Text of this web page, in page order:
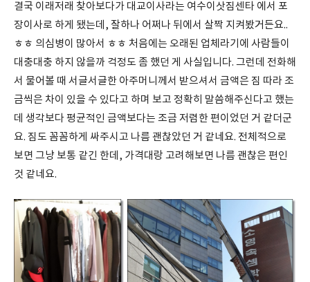
결국 이래저래 찾아보다가 대교이사라는 여수이삿짐센타 에서 포
장이사로 하게 됐는데, 잘하나 어쩌나 뒤에서 살짝 지켜봤거든요..
ㅎㅎ 의심병이 많아서 ㅎㅎ 처음에는 오래된 업체라기에 사람들이
대충대충 하지 않을까 걱정도 좀 했던 게 사실입니다. 그런데 전화해
서 물어볼 때 서글서글한 아주머니께서 받으셔서 금액은 짐 따라 조
금씩은 차이 있을 수 있다고 하며 보고 정확히 말씀해주신다고 했는
데 생각보다 평균적인 금액보다는 조금 저렴한 편이었던 거 같더군
요. 짐도 꼼꼼하게 싸주시고 나름 괜찮았던 거 같네요. 전체적으로
보면 그냥 보통 같긴 한데, 가격대랑 고려해보면 나름 괜찮은 편인
것 같네요.